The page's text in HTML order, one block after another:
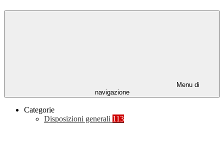
Menu di
navigazione
Categorie
Disposizioni generali 113